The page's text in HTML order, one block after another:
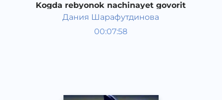
Kogda rebyonok nachinayet govorit
Дания Шарафутдинова
00:07:58
Bola rivojlanish taqvimi